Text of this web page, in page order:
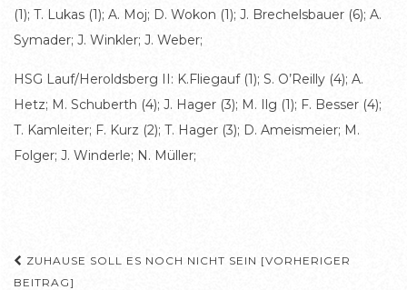
(1); T. Lukas (1); A. Moj; D. Wokon (1); J. Brechelsbauer (6); A.
Symader; J. Winkler; J. Weber;
HSG Lauf/Heroldsberg II: K.Fliegauf (1); S. O’Reilly (4); A.
Hetz; M. Schuberth (4); J. Hager (3); M. Ilg (1); F. Besser (4);
T. Kamleiter; F. Kurz (2); T. Hager (3); D. Ameismeier; M.
Folger; J. Winderle; N. Müller;
Beitragsnavigation
ZUHAUSE SOLL ES NOCH NICHT SEIN [VORHERIGER
BEITRAG]